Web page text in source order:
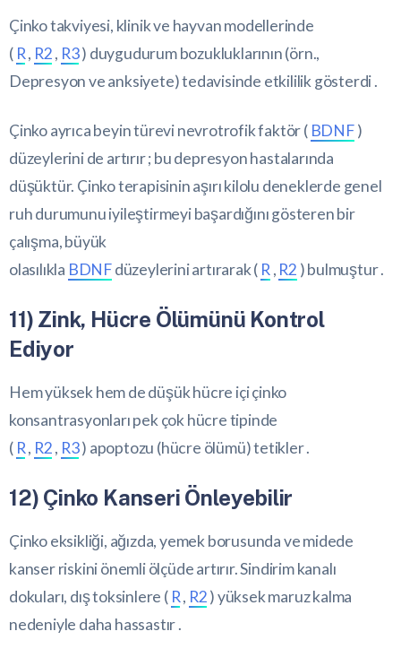
Çinko takviyesi, klinik ve hayvan modellerinde
( R, R2, R3) duygudurum bozukluklarının (örn.,
Depresyon ve anksiyete) tedavisinde etkililik gösterdi .
Çinko ayrıca beyin türevi nevrotrofik faktör ( BDNF)
düzeylerini de artırır ; bu depresyon hastalarında
düşüktür. Çinko terapisinin aşırı kilolu deneklerde genel
ruh durumunu iyileştirmeyi başardığını gösteren bir
çalışma, büyük
olasılıkla BDNFdüzeylerini artırarak ( R , R2 ) bulmuştur .
11) Zink, Hücre Ölümünü Kontrol
Ediyor
Hem yüksek hem de düşük hücre içi çinko
konsantrasyonları pek çok hücre tipinde
( R, R2, R3) apoptozu (hücre ölümü) tetikler .
12) Çinko Kanseri Önleyebilir
Çinko eksikliği, ağızda, yemek borusunda ve midede
kanser riskini önemli ölçüde artırır. Sindirim kanalı
dokuları, dış toksinlere ( R, R2) yüksek maruz kalma
nedeniyle daha hassastır .